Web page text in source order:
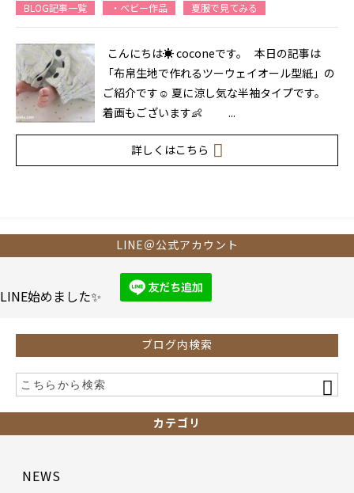
BLOG記事一覧 ・ベビー作品 夏服で見てみる
こんにちは☀ coconeです。 本日の記事は
「布帛生地で作れるツーウェイオール型紙」の
ご紹介です☺ 夏に涼し気な半袖タイプです。
着画もございます👶 ...
詳しくはこちら
LINE＠公式アカウント
LINE始めました✨
ブログ内検索
カテゴリ
NEWS